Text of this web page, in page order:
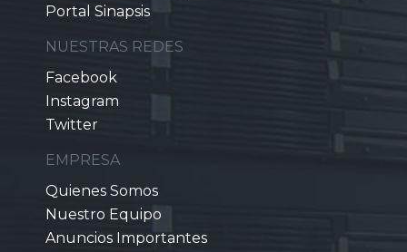
Portal Sinapsis
NUESTRAS REDES
Facebook
Instagram
Twitter
EMPRESA
Quienes Somos
Nuestro Equipo
Anuncios Importantes